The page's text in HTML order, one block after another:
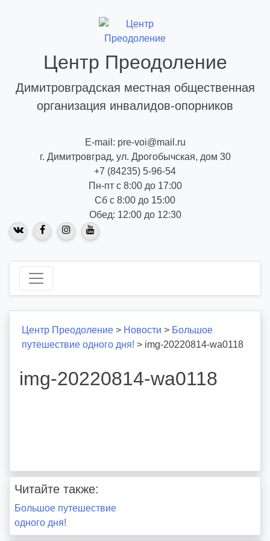
Центр Преодоление
Димитровградская местная общественная
организация инвалидов-опорников
E-mail: pre-voi@mail.ru
г. Димитровград, ул. Дрогобычская, дом 30
+7 (84235) 5-96-54
Пн-пт с 8:00 до 17:00
Сб с 8:00 до 15:00
Обед: 12:00 до 12:30
Центр Преодоление > Новости > Большое
путешествие одного дня! > img-20220814-wa0118
img-20220814-wa0118
Читайте также:
Навигация
по
Большое путешествие
одного дня!